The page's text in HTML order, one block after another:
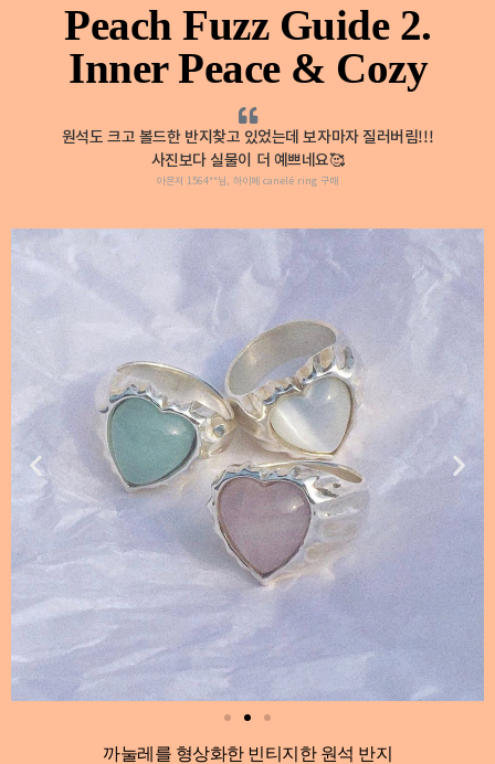
Peach Fuzz Guide 2.
Inner Peace & Cozy
원석도 크고 볼드한 반지찾고 있었는데 보자마자 질러버림!!!
사진보다 실물이 더 예쁘네요🥰
아몬저 1564**님, 하이메 canelé ring 구매
까눌레를 형상화한 빈티지한 원석 반지